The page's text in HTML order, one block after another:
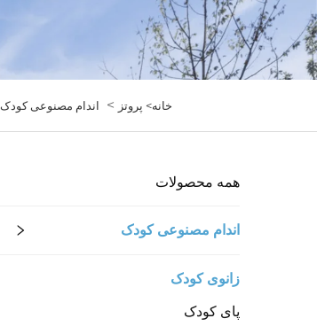
خانه> پروتز > اندام مصنوعی کودک
همه محصولات
اندام مصنوعی کودک
زانوی کودک
پای کودک